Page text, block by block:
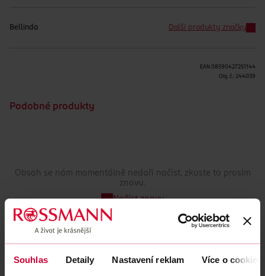
Souhlas Detaily Nastavení reklam Více o cookies
Bellinda Další produkty značky
EAN 08590427251144
Obj. č.: 244039
Podobné produkty
Obsah se nám momentálně nedaří načíst, zkuste to prosím
znovu.
Načíst znovu